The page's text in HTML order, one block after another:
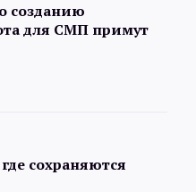
созданию
для СМП примут
сохраняются